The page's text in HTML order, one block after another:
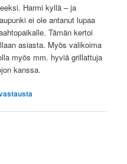
Harmi kyllä – ja
ei ole antanut lupaa
Tämän kertoi
asiasta. Myös valikoima
myös mm. hyviä grillattuja
kanssa.